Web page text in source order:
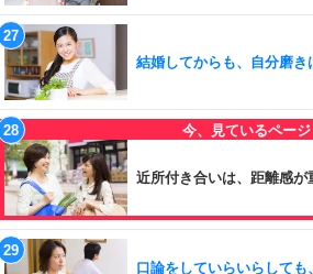
結婚してからも、自分磨き
近所付き合いは、距離感が
口論をしていらいらして